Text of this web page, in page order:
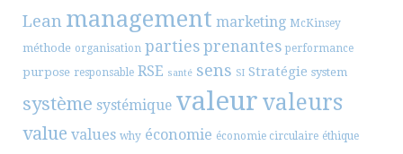
Lean management marketing McKinsey
méthode organisation parties prenantes performance
purpose responsable RSE santé sens SI Stratégie system
système systémique valeur valeurs
value values why économie économie circulaire éthique